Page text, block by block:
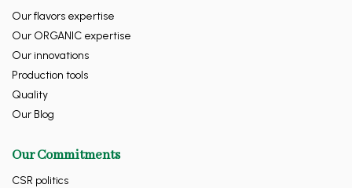
Our flavors expertise
Our ORGANIC expertise
Our innovations
Production tools
Quality
Our Blog
Our Commitments
CSR politics